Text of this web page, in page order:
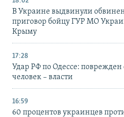
В Украине выдвинули
приговор бойцу ГУР МО
Крыму
17:28
Удар РФ по Одессе: поврежден
человек – власти
16:59
60 процентов украинцев